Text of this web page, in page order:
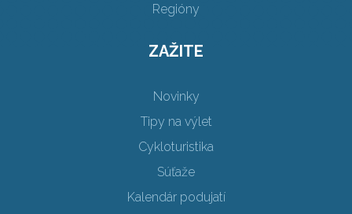
Regióny
ZAŽITE
Novinky
Tipy na výlet
Cykloturistika
Súťaže
Kalendár podujatí